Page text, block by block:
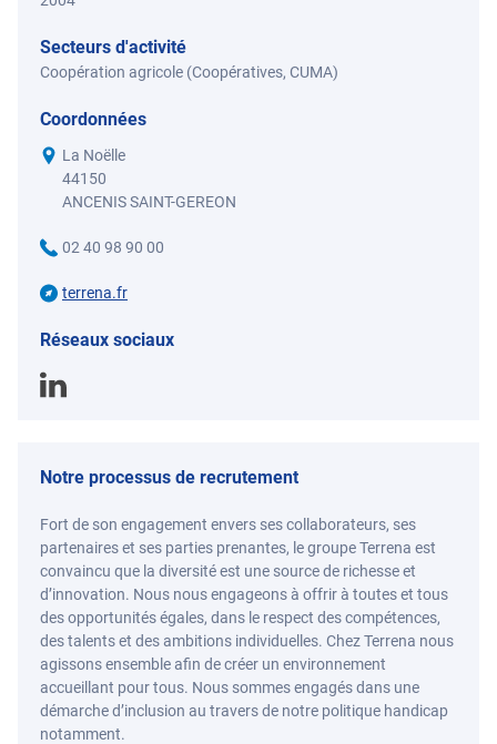
Secteurs d'activité
Coopération agricole (Coopératives, CUMA)
Coordonnées
La Noëlle
44150
ANCENIS SAINT-GEREON
02 40 98 90 00
terrena.fr
Réseaux sociaux
Notre processus de recrutement
Fort de son engagement envers ses collaborateurs, ses
partenaires et ses parties prenantes, le groupe Terrena est
convaincu que la diversité est une source de richesse et
d’innovation. Nous nous engageons à offrir à toutes et tous
des opportunités égales, dans le respect des compétences,
des talents et des ambitions individuelles. Chez Terrena nous
agissons ensemble afin de créer un environnement
accueillant pour tous. Nous sommes engagés dans une
démarche d’inclusion au travers de notre politique handicap
notamment.